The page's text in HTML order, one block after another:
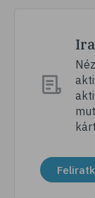
#
#
# influenza
# fertőző
# köhögés